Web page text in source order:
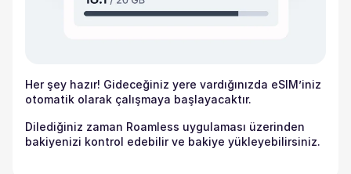
Her şey hazır! Gideceğiniz yere vardığınızda eSIM’iniz
otomatik olarak çalışmaya başlayacaktır.
Dilediğiniz zaman Roamless uygulaması üzerinden
bakiyenizi kontrol edebilir ve bakiye yükleyebilirsiniz.